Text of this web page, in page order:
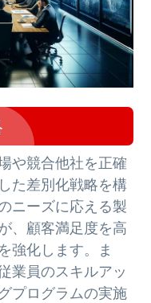
や競合他社を正確
た差別化戦略を構
ニーズに応える製
、顧客満足度を高
強化します。ま
業員のスキルアッ
プログラムの実施